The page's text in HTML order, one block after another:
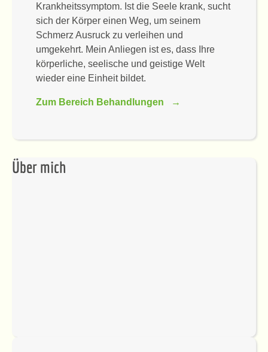
Krankheitssymptom. Ist die Seele krank, sucht
sich der Körper einen Weg, um seinem
Schmerz Ausruck zu verleihen und
umgekehrt. Mein Anliegen ist es, dass Ihre
körperliche, seelische und geistige Welt
wieder eine Einheit bildet.
Zum Bereich Behandlungen →
Über mich